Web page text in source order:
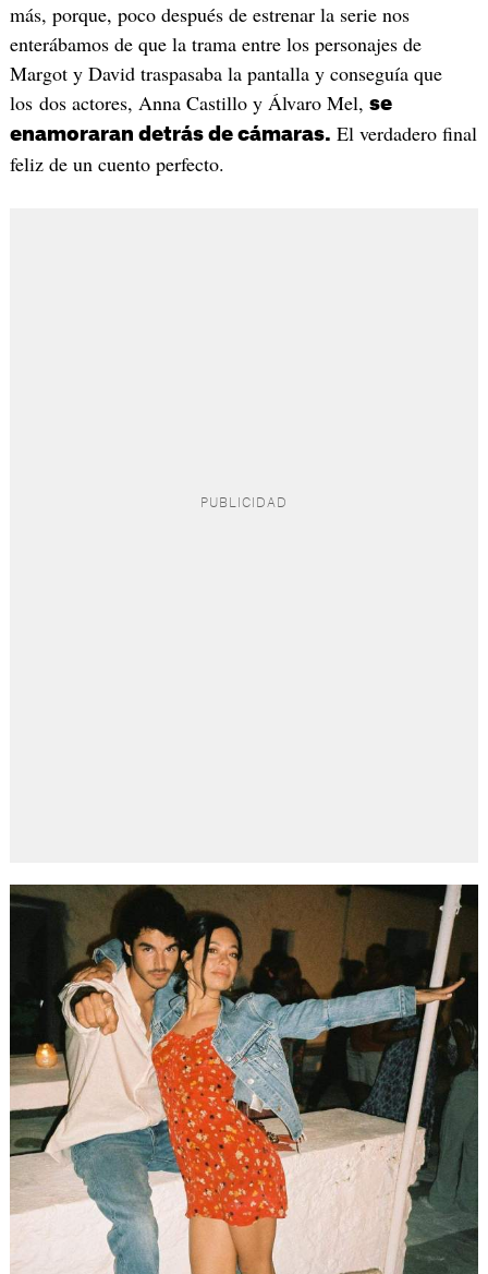
más, porque, poco después de estrenar la serie nos
enterábamos de que la trama entre los personajes de
Margot y David traspasaba la pantalla y conseguía que
los dos actores, Anna Castillo y Álvaro Mel, se
enamoraran detrás de cámaras. El verdadero final
feliz de un cuento perfecto.